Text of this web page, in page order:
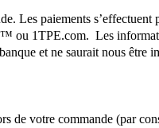
Les paiements
1TPE.com. Les
et ne saurait nous être
de votre commande (par